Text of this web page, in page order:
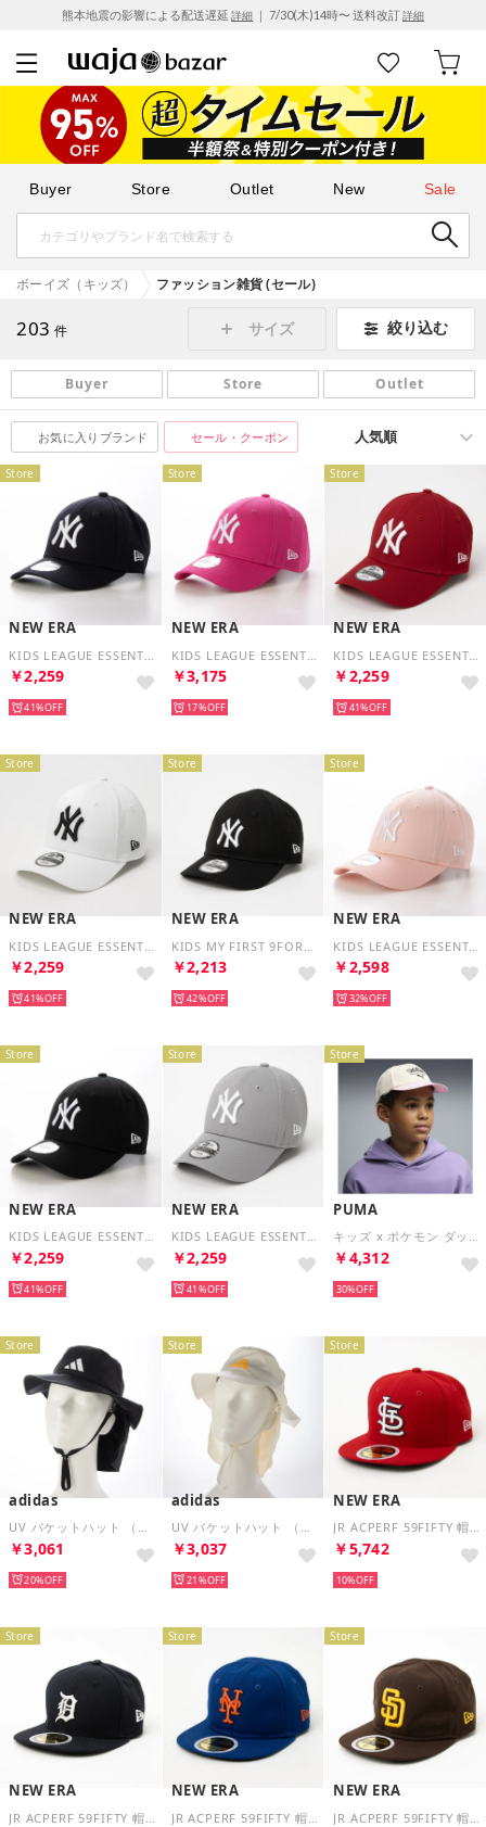
熊本地震の影響による配送遅延 詳細 ｜ 7/30(木)14時〜 送料改訂詳細
Buyer Store Outlet New Sale
ボーイズ（キッズ） ファッション雑貨 (セール)
203 件 サイズ 絞り込む
Buyer Store Outlet
お気に入りブランド セール・クーポン
Store
NEW ERA
￥2,259
41%
Store
NEW ERA
￥3,175
17%
Store
NEW ERA
￥2,259
41%
Store
NEW ERA
￥2,259
41%
Store
NEW ERA
￥2,213
42%
Store
NEW ERA
￥2,598
32%
Store
NEW ERA
KIDS LEAGUE ESSENTIAL 9FORTY （ブラック）
￥2,259
41%
Store
NEW ERA
KIDS LEAGUE ESSENTIAL 9FORTY （グレー/ホワイト）
￥2,259
41%
Store
PUMA
キッズ x ポケモン ダッドキャップ X POKEMON Dad Cap Jr （Alpine Snow-Pearl Pink）
￥4,312
30%
Store
adidas
UV バケットハット （ブラック）
￥3,061
20%
Store
adidas
UV バケットハット （オフホワイト）
￥3,037
21%
Store
NEW ERA
JR ACPERF 59FIFTY 帽子 （カージナルスレッド）
￥5,742
10%
Store
NEW ERA
Store
NEW ERA
Store
NEW ERA